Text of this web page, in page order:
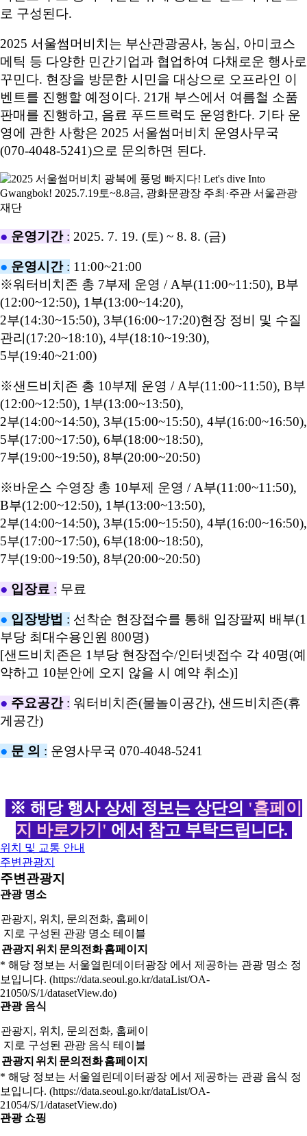
로 구성된다.
2025 서울썸머비치는 부산관광공사, 농심, 아미코스
메틱 등 다양한 민간기업과 협업하여 다채로운 행사로
꾸민다. 현장을 방문한 시민을 대상으로 오프라인 이
벤트를 진행할 예정이다. 21개 부스에서 여름철 소품
판매를 진행하고, 음료 푸드트럭도 운영한다. 기타 운
영에 관한 사항은 2025 서울썸머비치 운영사무국
(070-4048-5241)으로 문의하면 된다.
● 운영기간: 2025. 7. 19. (토) ~ 8. 8. (금)
● 운영시간: 11:00~21:00
※워터비치존 총 7부제 운영 / A부(11:00~11:50), B부
(12:00~12:50), 1부(13:00~14:20),
2부(14:30~15:50), 3부(16:00~17:20)현장 정비 및 수질
관리(17:20~18:10), 4부(18:10~19:30),
5부(19:40~21:00)
※샌드비치존 총 10부제 운영 / A부(11:00~11:50), B부
(12:00~12:50), 1부(13:00~13:50),
2부(14:00~14:50), 3부(15:00~15:50), 4부(16:00~16:50),
5부(17:00~17:50), 6부(18:00~18:50),
7부(19:00~19:50), 8부(20:00~20:50)
※바운스 수영장 총 10부제 운영 / A부(11:00~11:50),
B부(12:00~12:50), 1부(13:00~13:50),
2부(14:00~14:50), 3부(15:00~15:50), 4부(16:00~16:50),
5부(17:00~17:50), 6부(18:00~18:50),
7부(19:00~19:50), 8부(20:00~20:50)
● 입장료 : 무료
● 입장방법 : 선착순 현장접수를 통해 입장팔찌 배부(1
부당 최대수용인원 800명)
[샌드비치존은 1부당 현장접수/인터넷접수 각 40명(예
약하고 10분안에 오지 않을 시 예약 취소)]
● 주요공간: 워터비치존(물놀이공간), 샌드비치존(휴
게공간)
● 문 의 : 운영사무국 070-4048-5241
※ 해당 행사 상세 정보는 상단의 '홈페이
지 바로가기' 에서 참고 부탁드립니다.
위치 및 교통 안내
주변관광지
주변관광지
관광 명소
관광지, 위치, 문의전화, 홈페이
지로 구성된 관광 명소 테이블
관광지 위치 문의전화홈페이지
* 해당 정보는 서울열린데이터광장 에서 제공하는 관광 명소 정
보입니다. (https://data.seoul.go.kr/dataList/OA-
21050/S/1/datasetView.do)
관광 음식
관광지, 위치, 문의전화, 홈페이
지로 구성된 관광 음식 테이블
관광지 위치 문의전화홈페이지
* 해당 정보는 서울열린데이터광장 에서 제공하는 관광 음식 정
보입니다. (https://data.seoul.go.kr/dataList/OA-
21054/S/1/datasetView.do)
관광 쇼핑